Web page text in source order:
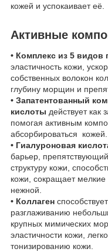
кожей и успокаивает её.
Активные
• Комплекс из 5 видов
эластичность кожи,
собственных волокон
глубину морщин и
• Запатентованный
кислоты действует как
помогая активным
абсорбироваться кожей.
• Гиалуроновая
барьер,
структуру кожи,
кожи, сокращает
нежной.
• Коллаген
разглаживанию
крупных мимических
эластичности кожи,
тонизированию кожи.